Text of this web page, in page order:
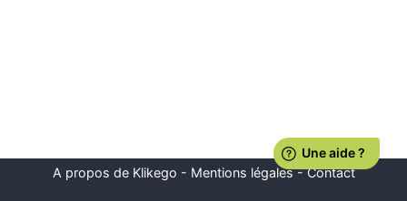
A propos de Klikego - Mentions légales-Contact